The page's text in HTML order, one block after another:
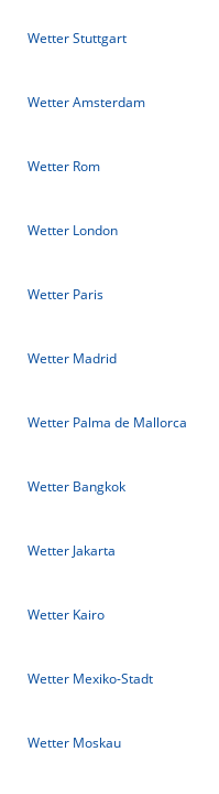
Wetter Stuttgart
Wetter Amsterdam
Wetter Rom
Wetter London
Wetter Paris
Wetter Madrid
Wetter Palma de Mallorca
Wetter Bangkok
Wetter Jakarta
Wetter Kairo
Wetter Mexiko-Stadt
Wetter Moskau